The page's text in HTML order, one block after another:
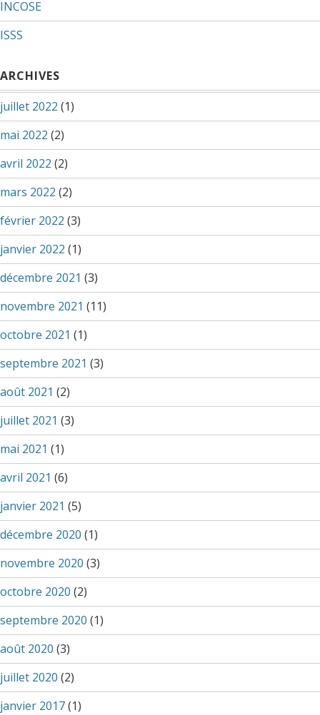
INCOSE
ISSS
ARCHIVES
juillet 2022 (1)
mai 2022 (2)
avril 2022 (2)
mars 2022 (2)
février 2022 (3)
janvier 2022 (1)
décembre 2021 (3)
novembre 2021 (11)
octobre 2021 (1)
septembre 2021 (3)
août 2021 (2)
juillet 2021 (3)
mai 2021 (1)
avril 2021 (6)
janvier 2021 (5)
décembre 2020 (1)
novembre 2020 (3)
octobre 2020 (2)
septembre 2020 (1)
août 2020 (3)
juillet 2020 (2)
janvier 2017(1)